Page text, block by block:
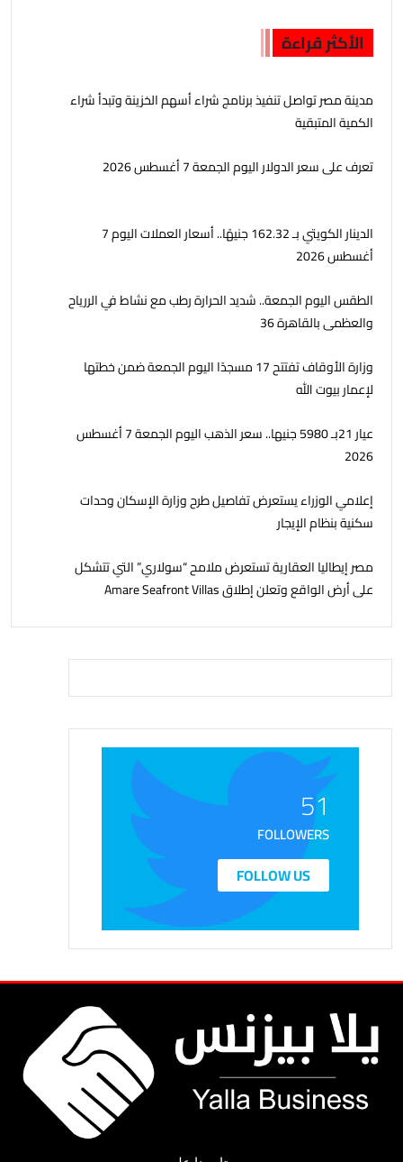
الأكثر قراءة
مدينة مصر تواصل تنفيذ برنامج شراء أسهم الخزينة وتبدأ شراء
الكمية المتبقية
تعرف على سعر الدولار اليوم الجمعة 7 أغسطس 2026
الدينار الكويتي بـ 162.32 جنيهًا.. أسعار العملات اليوم 7
أغسطس 2026
الطقس اليوم الجمعة.. شديد الحرارة رطب مع نشاط في الررياح
والعظمى بالقاهرة 36
وزارة الأوقاف تفتتح 17 مسجدًا اليوم الجمعة ضمن خطتها
لإعمار بيوت الله
عيار 21بـ 5980 جنيها.. سعر الذهب اليوم الجمعة 7 أغسطس
2026
إعلامي الوزراء يستعرض تفاصيل طرح وزارة الإسكان وحدات
سكنية بنظام الإيجار
مصر إيطاليا العقارية تستعرض ملامح “سولاري” التي تتشكل
على أرض الواقع وتعلن إطلاق Amare Seafront Villas
51
FOLLOWERS
FOLLOW US